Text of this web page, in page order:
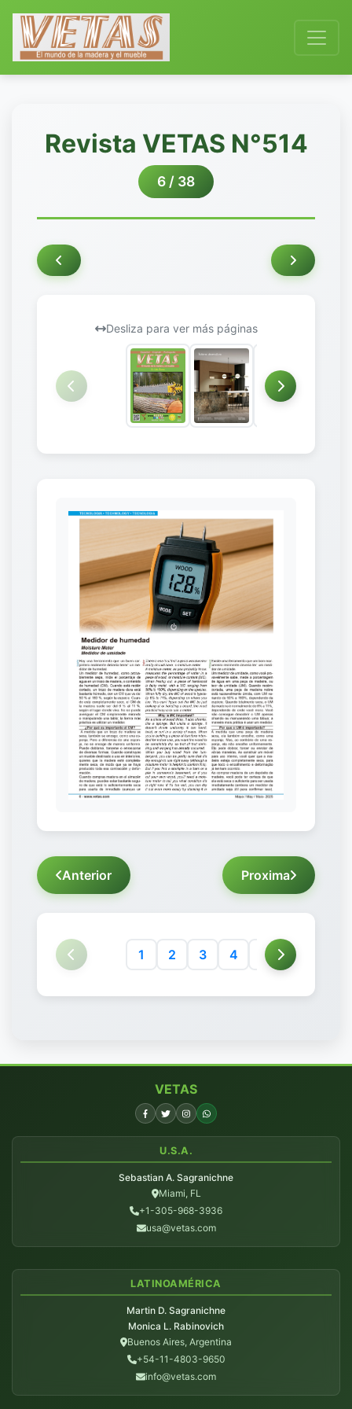
Revista VETAS N°514
6 / 38
Desliza para ver más páginas
Anterior Proxima
1 2 3 4 5 6
VETAS
U.S.A.
Sebastian A. Sagranichne
Miami, FL
+1-305-968-3936
usa@vetas.com
LATINOAMÉRICA
Martin D. Sagranichne
Monica L. Rabinovich
Buenos Aires, Argentina
+54-11-4803-9650
info@vetas.com